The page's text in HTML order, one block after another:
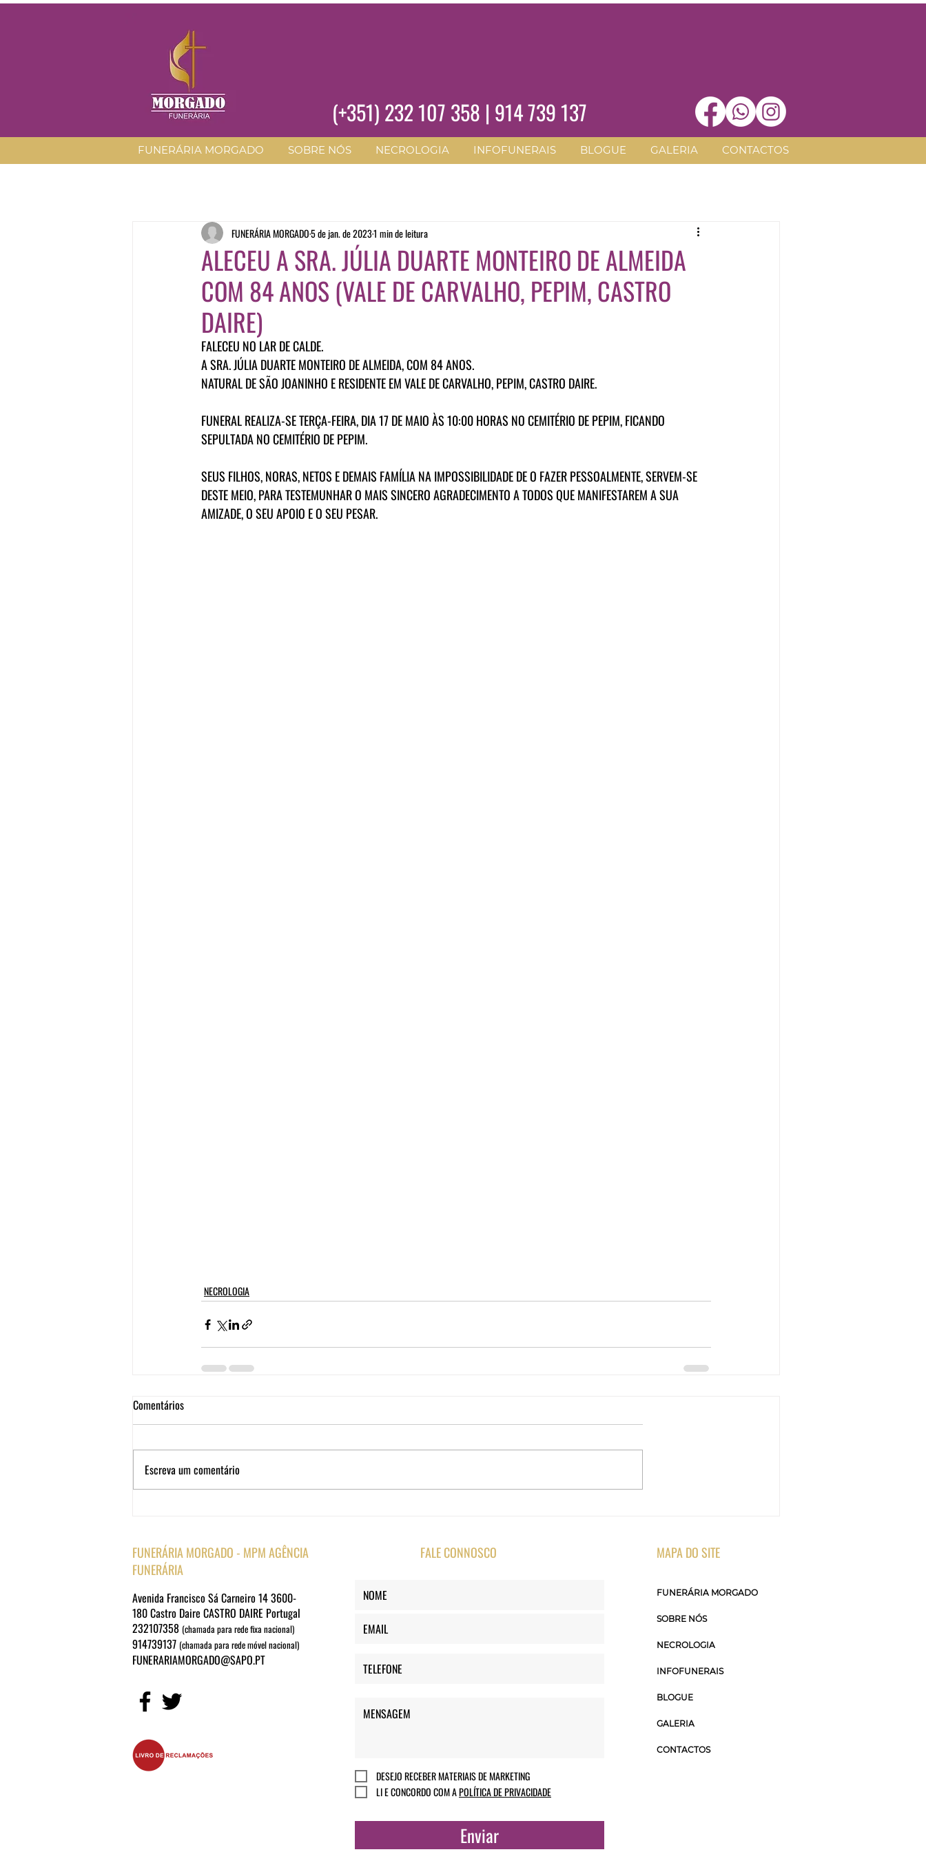
(+351) 232 107 358 | 914 739 137
FUNERÁRIA MORGADO SOBRE NÓS NECROLOGIA INFOFUNERAIS BLOGUE GALERIA CONTACTOS
ALECEU A SRA. JÚLIA DUARTE MONTEIRO DE ALMEIDA
COM 84 ANOS (VALE DE CARVALHO, PEPIM, CASTRO
DAIRE)
FUNERÁRIA MORGADO5 de jan. de 20231 min de leitura
FALECEU NO LAR DE CALDE.
A SRA. JÚLIA DUARTE MONTEIRO DE ALMEIDA, COM 84 ANOS.
NATURAL DE SÃO JOANINHO E RESIDENTE EM VALE DE CARVALHO, PEPIM, CASTRO DAIRE.
FUNERAL REALIZA-SE TERÇA-FEIRA, DIA 17 DE MAIO ÀS 10:00 HORAS NO CEMITÉRIO DE PEPIM, FICANDO
SEPULTADA NO CEMITÉRIO DE PEPIM.
SEUS FILHOS, NORAS, NETOS E DEMAIS FAMÍLIA NA IMPOSSIBILIDADE DE O FAZER PESSOALMENTE, SERVEM-SE
DESTE MEIO, PARA TESTEMUNHAR O MAIS SINCERO AGRADECIMENTO A TODOS QUE MANIFESTAREM A SUA
AMIZADE, O SEU APOIO E O SEU PESAR.
NECROLOGIA
Comentários
Escreva um comentário
FUNERÁRIA MORGADO - MPM AGÊNCIA
FUNERÁRIA
Avenida Francisco Sá Carneiro 14 3600-
180 Castro Daire CASTRO DAIRE Portugal
232107358 (chamada para rede fixa nacional)
914739137 (chamada para rede móvel nacional)
FUNERARIAMORGADO@SAPO.PT
FALE CONNOSCO
DESEJO RECEBER MATERIAIS DE MARKETING
LI E CONCORDO COM APOLÍTICA DE PRIVACIDADE
Enviar
MAPA DO SITE
FUNERÁRIA MORGADO
SOBRE NÓS
NECROLOGIA
INFOFUNERAIS
BLOGUE
GALERIA
CONTACTOS